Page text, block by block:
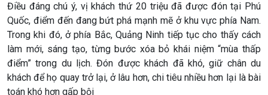
Pháp luật và đời sống
Kinh tế
Nông nghiệp & Biển đảo
Điều đáng chú ý, vị khách thứ 20 triệu đã được đón tại Phú
Quốc, điểm đến đang bứt phá mạnh mẽ ở khu vực phía Nam.
Trong khi đó, ở phía Bắc, Quảng Ninh tiếp tục cho thấy cách
làm mới, sáng tạo, từng bước xóa bỏ khái niệm “mùa thấp
điểm” trong du lịch. Đón được khách đã khó, giữ chân du
khách để họ quay trở lại, ở lâu hơn, chi tiêu nhiều hơn lại là bài
toán khó hơn gấp bội